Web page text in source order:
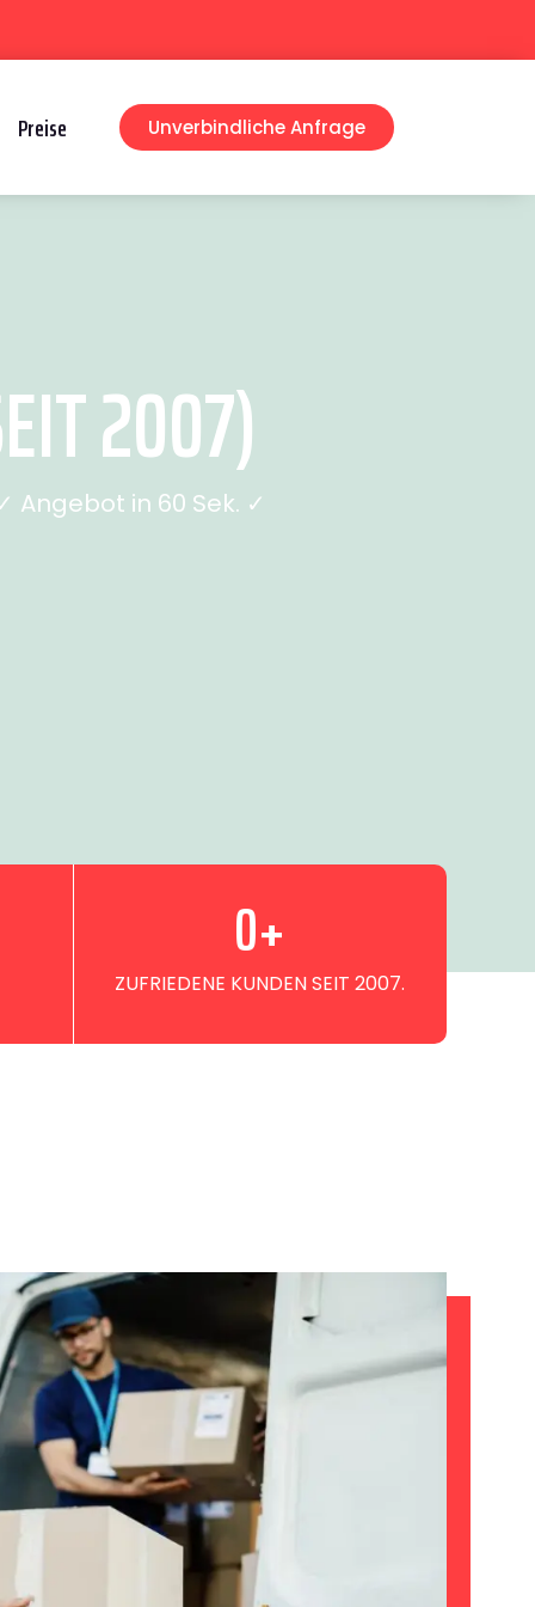
Preise Unverbindliche Anfrage
2007)
Angebot in 60 Sek. ✓
ZUFRIEDENE KUNDEN SEIT 2007.
0+